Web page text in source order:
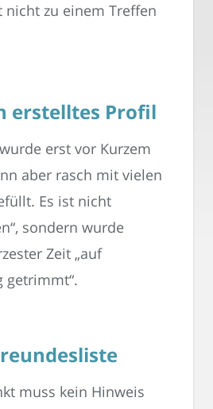
nicht zu einem Treffen
erstelltes Profil
erst vor Kurzem
aber rasch mit vielen
Es ist nicht
sondern wurde
Zeit „auf
getrimmt“.
muss kein Hinweis